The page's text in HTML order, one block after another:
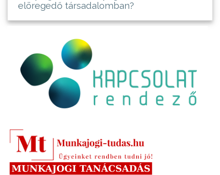
elöregedő társadalomban?